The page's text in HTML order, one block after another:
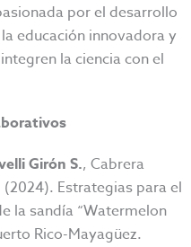
por el desarrollo
educación innovadora y
la ciencia con el
Girón S., Cabrera
(2024). Estrategias para el
la sandía “Watermelon
Rico-Mayagüez.